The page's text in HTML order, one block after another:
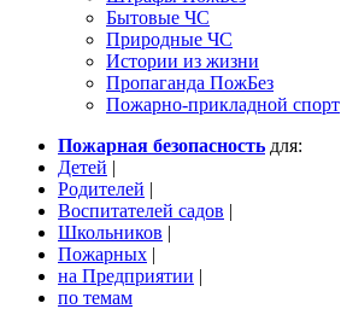
Бытовые ЧС
Природные ЧС
Истории из жизни
Пропаганда ПожБез
Пожарно-прикладной спорт
Пожарная безопасность для:
Детей |
Родителей |
Воспитателей садов |
Школьников |
Пожарных |
на Предприятии |
по темам